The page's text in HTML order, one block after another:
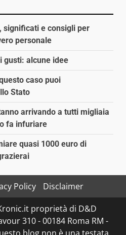
significati e consigli per
personale
gusti: alcune idee
caso puoi
Stato
arrivando a tutti migliaia
fa infuriare
quasi 1000 euro di
Policy
Disclaimer
proprietà di D&D
310 - 00184 Roma RM -